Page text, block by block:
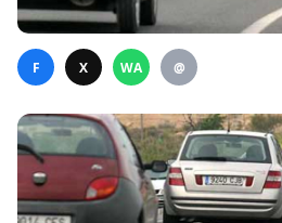
F X WA @